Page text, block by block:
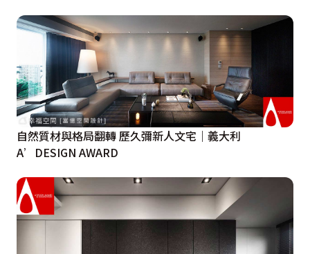
自然質材與格局翻轉 歷久彌新人文宅｜義大利
A’DESIGN AWARD